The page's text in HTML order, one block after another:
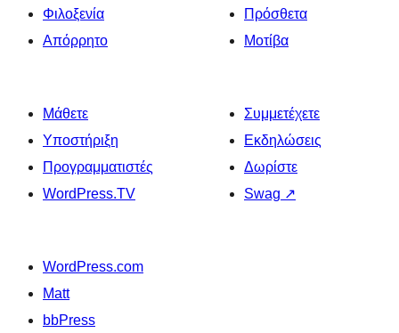
Φιλοξενία
Απόρρητο
Πρόσθετα
Μοτίβα
Μάθετε
Υποστήριξη
Προγραμματιστές
WordPress.TV
Συμμετέχετε
Εκδηλώσεις
Δωρίστε
Swag ↗
WordPress.com
Matt
bbPress